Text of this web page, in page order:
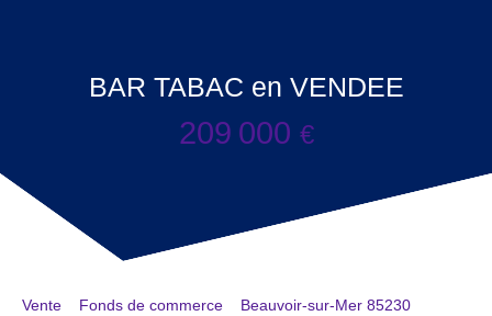
BAR TABAC en VENDEE
209 000 €
Vente Fonds de commerce
Beauvoir-sur-Mer 85230